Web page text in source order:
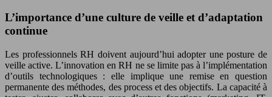
L’importance d’une culture de veille et d’adaptation
continue
Les professionnels RH doivent aujourd’hui adopter une posture de
veille active. L’innovation en RH ne se limite pas à l’implémentation
d’outils technologiques : elle implique une remise en question
permanente des méthodes, des process et des objectifs. La capacité à